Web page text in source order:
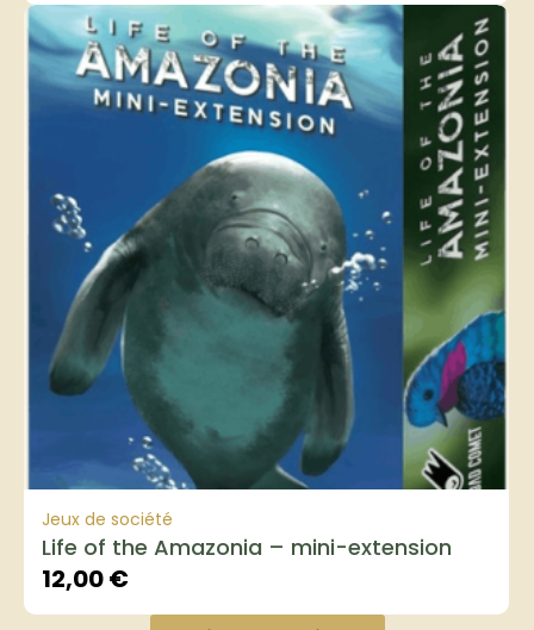
Jeux de société
Life of the Amazonia – mini-extension
12,00€